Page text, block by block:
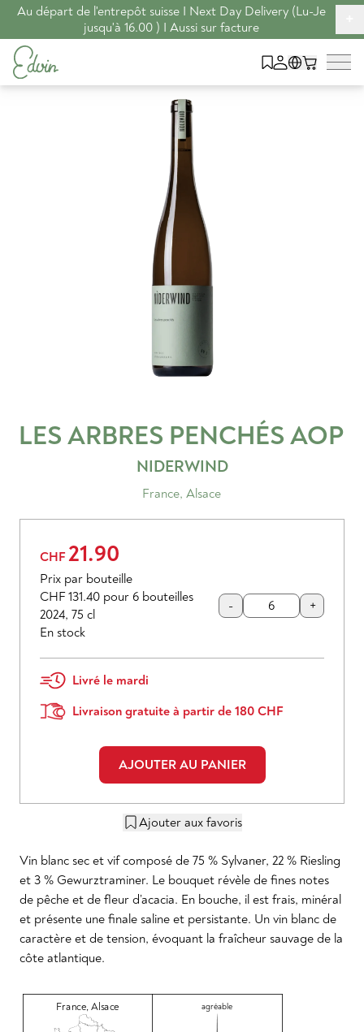
Au départ de l'entrepôt suisse I Next Day Delivery (Lu-Je
jusqu'à 16.00 ) I Aussi sur facture
LES ARBRES PENCHÉS AOP
NIDERWIND
France, Alsace
CHF 21.90
Prix par bouteille
CHF 131.40 pour 6 bouteilles
2024, 75 cl
En stock
- +
Livré le mardi
Livraison gratuite à partir de 180 CHF
AJOUTER AU PANIER
Ajouter aux favoris
Vin blanc sec et vif composé de 75 % Sylvaner, 22 % Riesling
et 3 % Gewurztraminer. Le bouquet révèle de fines notes
de pêche et de fleur d’acacia. En bouche, il est frais, minéral
et présente une finale saline et persistante. Un vin blanc de
caractère et de tension, évoquant la fraîcheur sauvage de la
côte atlantique.
France, Alsace agréable